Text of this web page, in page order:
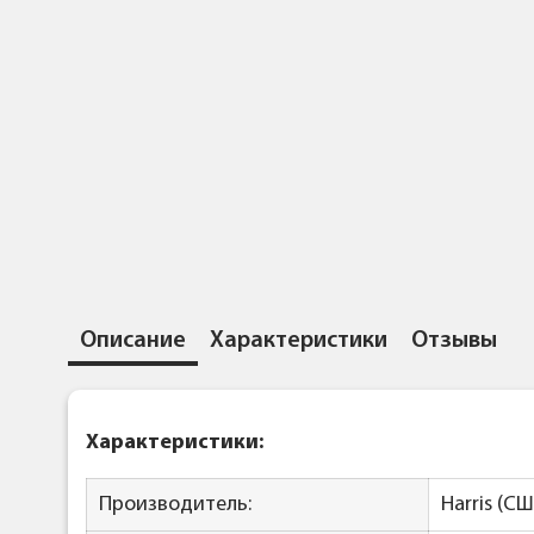
Описание Характеристики Отзывы
Характеристики:
Производитель: Harris